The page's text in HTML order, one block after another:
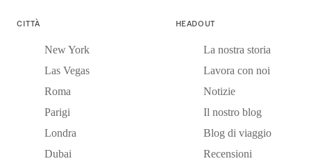
CITTÀ
New York
Las Vegas
Roma
Parigi
Londra
Dubai
HEADOUT
La nostra storia
Lavora con noi
Notizie
Il nostro blog
Blog di viaggio
Recensioni